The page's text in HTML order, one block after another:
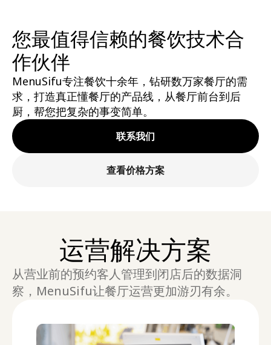
您最值得信赖的餐饮技术合
作伙伴
MenuSifu专注餐饮十余年，钻研数万家餐厅的需
求，打造真正懂餐厅的产品线，从餐厅前台到后
厨，帮您把复杂的事变简单。
联系我们
查看价格方案
运营解决方案
从营业前的预约客人管理到闭店后的数据洞
察，MenuSifu让餐厅运营更加游刃有余。